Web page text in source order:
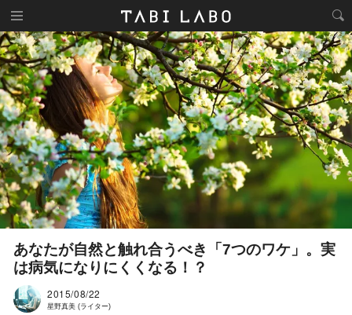
あなたが自然と触れ合うべき「7つのワケ」。実
は病気になりにくくなる！？
2015/08/22
星野真美 (ライター)